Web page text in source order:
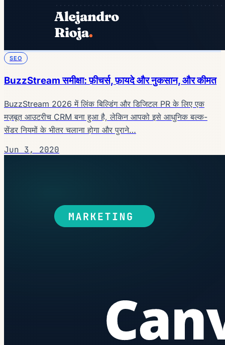
SEO
BuzzStream समीक्षा: फ़ीचर्स, फ़ायदे और नुकसान, और कीमत
BuzzStream 2026 में लिंक बिल्डिंग और डिजिटल PR के लिए एक
मज़बूत आउटरीच CRM बना हुआ है, लेकिन आपको इसे आधुनिक बल्क-
सेंडर नियमों के भीतर चलाना होगा और पुराने…
Jun 3, 2020